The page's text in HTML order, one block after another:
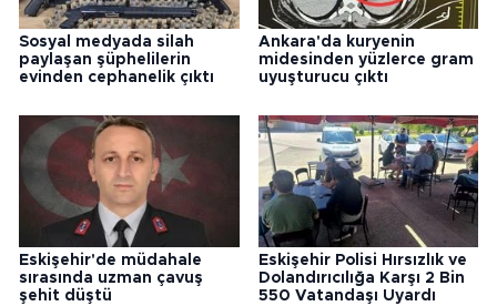
Sosyal medyada silah
paylaşan şüphelilerin
evinden cephanelik çıktı
Ankara'da kuryenin
midesinden yüzlerce gram
uyuşturucu çıktı
Eskişehir'de müdahale
sırasında uzman çavuş
şehit düştü
Eskişehir Polisi Hırsızlık ve
Dolandırıcılığa Karşı 2 Bin
550 Vatandaşı Uyardı